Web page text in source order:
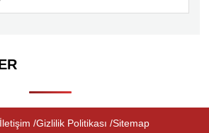
Gizlilik Politikası Sitemap